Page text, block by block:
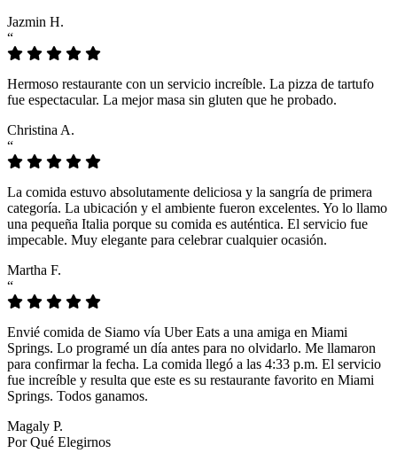
Jazmin H.
“
Hermoso restaurante con un servicio increíble. La pizza de tartufo
fue espectacular. La mejor masa sin gluten que he probado.
Christina A.
“
La comida estuvo absolutamente deliciosa y la sangría de primera
categoría. La ubicación y el ambiente fueron excelentes. Yo lo llamo
una pequeña Italia porque su comida es auténtica. El servicio fue
impecable. Muy elegante para celebrar cualquier ocasión.
Martha F.
“
Envié comida de Siamo vía Uber Eats a una amiga en Miami
Springs. Lo programé un día antes para no olvidarlo. Me llamaron
para confirmar la fecha. La comida llegó a las 4:33 p.m. El servicio
fue increíble y resulta que este es su restaurante favorito en Miami
Springs. Todos ganamos.
Magaly P.
Por Qué Elegirnos